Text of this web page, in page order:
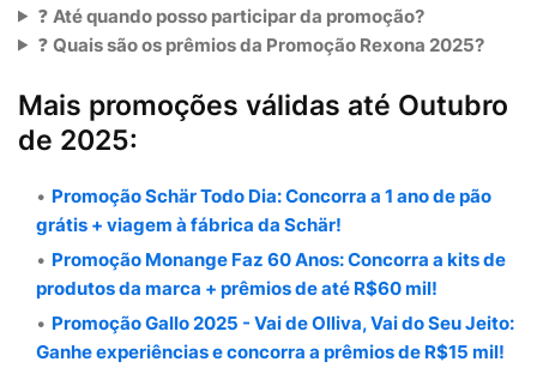
❓ Até quando posso participar da promoção?
❓ Quais são os prêmios da Promoção Rexona 2025?
Mais promoções válidas até Outubro
de 2025:
Promoção Schär Todo Dia: Concorra a 1 ano de pão
grátis + viagem à fábrica da Schär!
Promoção Monange Faz 60 Anos: Concorra a kits de
produtos da marca + prêmios de até R$60 mil!
Promoção Gallo 2025 - Vai de Olliva, Vai do Seu Jeito:
Ganhe experiências e concorra a prêmios de R$15 mil!